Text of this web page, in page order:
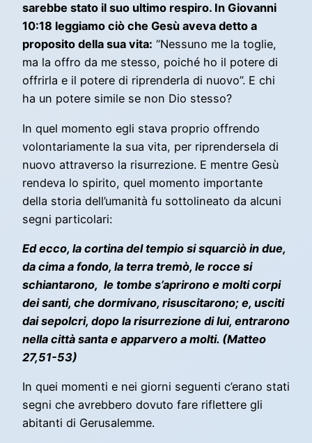
sarebbe stato il suo ultimo respiro. In Giovanni
10:18 leggiamo ciò che Gesù aveva detto a
proposito della sua vita: “Nessuno me la toglie,
ma la offro da me stesso, poiché ho il potere di
offrirla e il potere di riprenderla di nuovo”. E chi
ha un potere simile se non Dio stesso?
In quel momento egli stava proprio offrendo
volontariamente la sua vita, per riprendersela di
nuovo attraverso la risurrezione. E mentre Gesù
rendeva lo spirito, quel momento importante
della storia dell’umanità fu sottolineato da alcuni
segni particolari:
Ed ecco, la cortina del tempio si squarciò in due,
da cima a fondo, la terra tremò, le rocce si
schiantarono, le tombe s’aprirono e molti corpi
dei santi, che dormivano, risuscitarono; e, usciti
dai sepolcri, dopo la risurrezione di lui, entrarono
nella città santa e apparvero a molti. (Matteo
27,51-53)
In quei momenti e nei giorni seguenti c’erano stati
segni che avrebbero dovuto fare riflettere gli
abitanti di Gerusalemme.